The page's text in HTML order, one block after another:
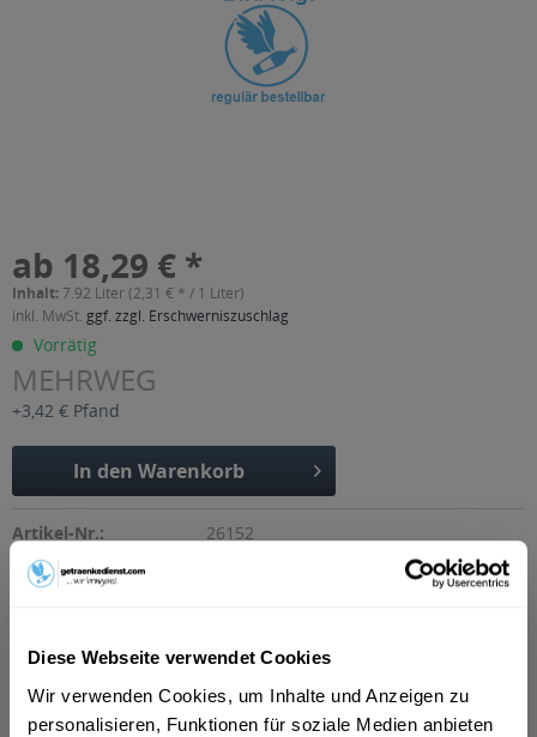
Diese Webseite verwendet Cookies
Wir verwenden Cookies, um Inhalte und Anzeigen zu
personalisieren, Funktionen für soziale Medien anbieten
ab 18,29 € *
Inhalt:7.92 Liter (2,31 € * / 1 Liter)
inkl. MwSt. ggf. zzgl. Erschwerniszuschlag
Vorrätig
MEHRWEG
+3,42 € Pfand
In den Warenkorb
Artikel-Nr.:
26152
Verfügbar in: